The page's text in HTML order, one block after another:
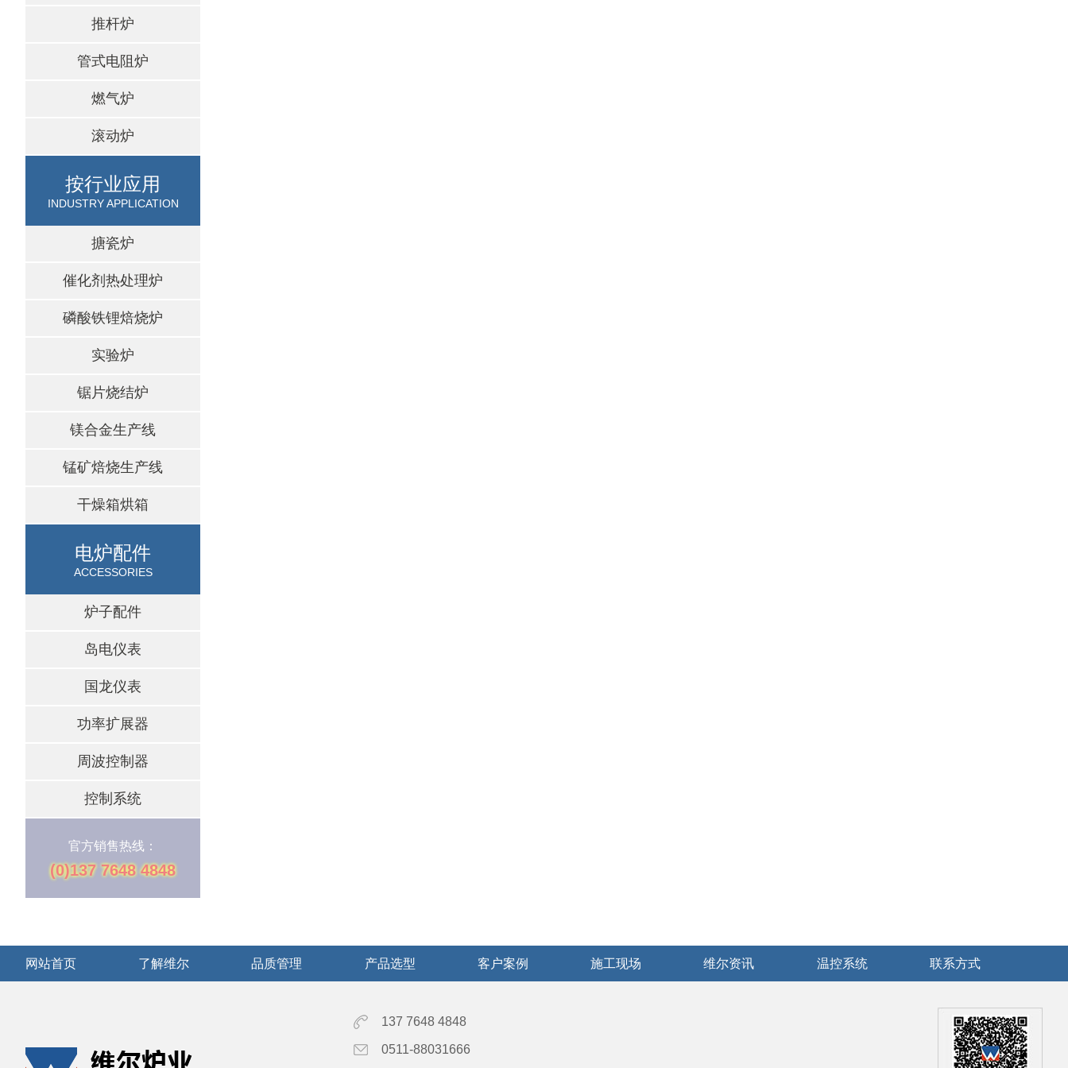
推杆炉
管式电阻炉
燃气炉
滚动炉
按行业应用
INDUSTRY APPLICATION
搪瓷炉
催化剂热处理炉
磷酸铁锂焙烧炉
实验炉
锯片烧结炉
镁合金生产线
锰矿焙烧生产线
干燥箱烘箱
电炉配件
ACCESSORIES
炉子配件
岛电仪表
国龙仪表
功率扩展器
周波控制器
控制系统
官方销售热线：
(0)137 7648 4848
网站首页 了解维尔 品质管理 产品选型 客户案例 施工现场 维尔资讯 温控系统 联系方式
137 7648 4848
0511-88031666